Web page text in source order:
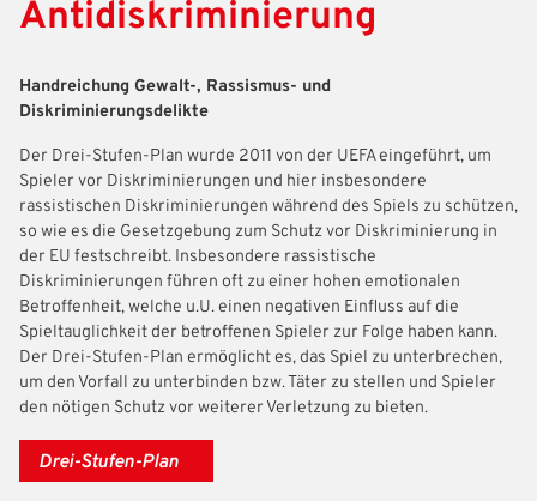
Antidiskriminierung
Handreichung Gewalt-, Rassismus- und
Diskriminierungsdelikte
Der Drei-Stufen-Plan wurde 2011 von der UEFA eingeführt, um
Spieler vor Diskriminierungen und hier insbesondere
rassistischen Diskriminierungen während des Spiels zu schützen,
so wie es die Gesetzgebung zum Schutz vor Diskriminierung in
der EU festschreibt. Insbesondere rassistische
Diskriminierungen führen oft zu einer hohen emotionalen
Betroffenheit, welche u.U. einen negativen Einfluss auf die
Spieltauglichkeit der betroffenen Spieler zur Folge haben kann.
Der Drei-Stufen-Plan ermöglicht es, das Spiel zu unterbrechen,
um den Vorfall zu unterbinden bzw. Täter zu stellen und Spieler
den nötigen Schutz vor weiterer Verletzung zu bieten.
Drei-Stufen-Plan